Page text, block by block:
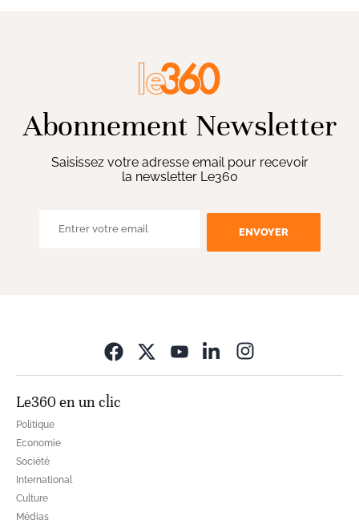
Abonnement Newsletter
Saisissez votre adresse email pour recevoir
la newsletter Le360
ENVOYER
Le360 en un clic
Politique
Economie
Société
International
Culture
Médias